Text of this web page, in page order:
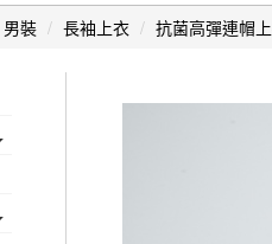
男裝 長袖上衣 抗菌高彈連帽